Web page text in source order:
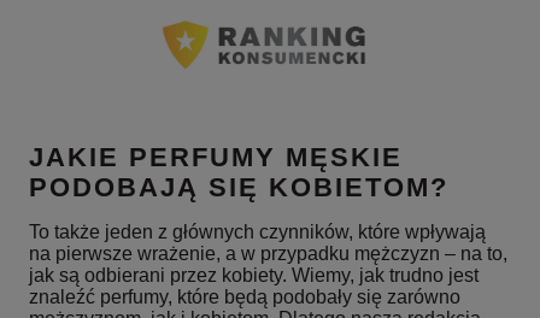
JAKIE PERFUMY MĘSKIE
PODOBAJĄ SIĘ KOBIETOM?
To także jeden z głównych czynników, które wpływają
na pierwsze wrażenie, a w przypadku mężczyzn – na to,
jak są odbierani przez kobiety. Wiemy, jak trudno jest
znaleźć perfumy, które będą podobały się zarówno